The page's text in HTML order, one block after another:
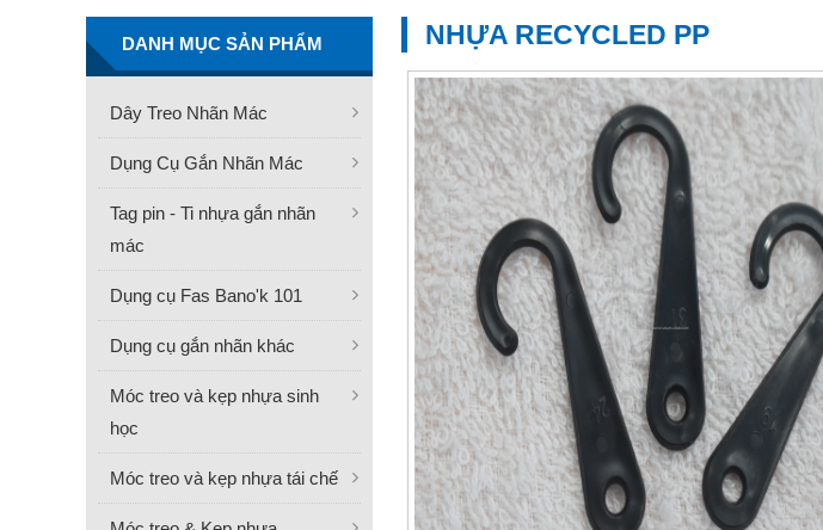
NHỰA RECYCLED PP
DANH MỤC SẢN PHẨM
Dây Treo Nhãn Mác
Dụng Cụ Gắn Nhãn Mác
Tag pin - Ti nhựa gắn nhãn
mác
Dụng cụ Fas Bano'k 101
Dụng cụ gắn nhãn khác
Móc treo và kẹp nhựa sinh
học
Móc treo và kẹp nhựa tái chế